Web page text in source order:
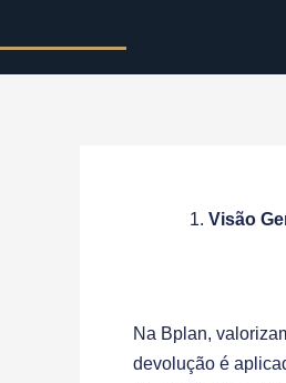
Visão
Na Bplan,
devolução é